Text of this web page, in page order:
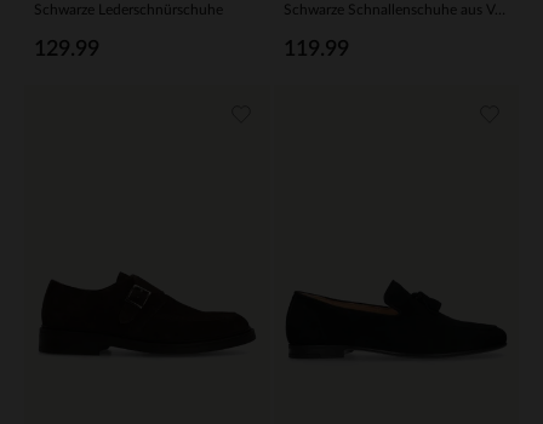
Schwarze Lederschnürschuhe
129.99
Schwarze Schnallenschuhe aus Veloursleder
119.99